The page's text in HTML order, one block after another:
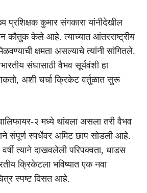
प्रशिक्षक कुमार संगकारा यांनीदेखील
कौतुक केले आहे. त्याच्यात आंतरराष्ट्रीय
क्षमता असल्याचे त्यांनी सांगितले.
संघासाठी वैभव सूर्यवंशी हा
अशी चर्चा क्रिकेट वर्तुळात सुरू
२ मध्ये थांबला असला तरी वैभव
संपूर्ण स्पर्धेवर अमिट छाप सोडली आहे.
त्याने दाखवलेली परिपक्वता, धाडस
क्रिकेटला भविष्यात एक नवा
स्पष्ट दिसत आहे.